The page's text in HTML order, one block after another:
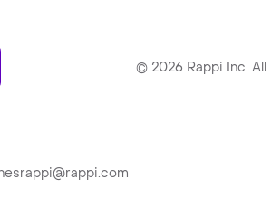
© 2026 Rappi Inc.